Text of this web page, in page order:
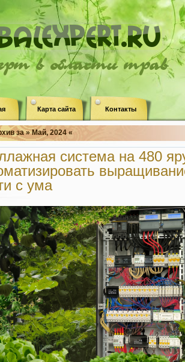
в области трав
Карта сайта Контакты
за » Май, 2024 «
система на 480
с ума